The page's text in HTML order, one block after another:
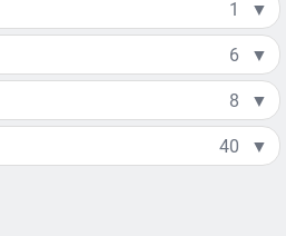
1 ▼
6 ▼
8 ▼
40 ▼